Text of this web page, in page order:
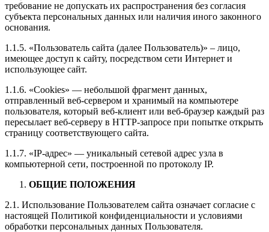
требование не допускать их распространения без согласия
субъекта персональных данных или наличия иного законного
основания.
1.1.5. «Пользователь сайта (далее Пользователь)» – лицо,
имеющее доступ к сайту, посредством сети Интернет и
использующее сайт.
1.1.6. «Cookies» — небольшой фрагмент данных,
отправленный веб-сервером и хранимый на компьютере
пользователя, который веб-клиент или веб-браузер каждый раз
пересылает веб-серверу в HTTP-запросе при попытке открыть
страницу соответствующего сайта.
1.1.7. «IP-адрес» — уникальный сетевой адрес узла в
компьютерной сети, построенной по протоколу IP.
ОБЩИЕ ПОЛОЖЕНИЯ
2.1. Использование Пользователем сайта означает согласие с
настоящей Политикой конфиденциальности и условиями
обработки персональных данных Пользователя.